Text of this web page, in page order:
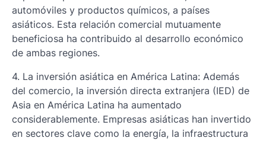
automóviles y productos químicos, a países
asiáticos. Esta relación comercial mutuamente
beneficiosa ha contribuido al desarrollo económico
de ambas regiones.
4. La inversión asiática en América Latina: Además
del comercio, la inversión directa extranjera (IED) de
Asia en América Latina ha aumentado
considerablemente. Empresas asiáticas han invertido
en sectores clave como la energía, la infraestructura